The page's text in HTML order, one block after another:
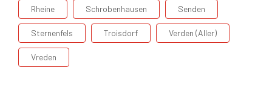
Rheine Schrobenhausen Senden
Sternenfels Troisdorf Verden (Aller)
Vreden